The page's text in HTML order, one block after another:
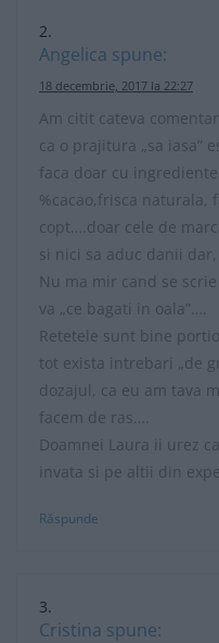
Angelica spune:
18 decembrie, 2017 la 22:27
Am citit cateva
ca o prajitura „sa iasa”
faca doar cu
%cacao,frisca naturala,
copt….doar cele de
si nici sa aduc danii dar,
Nu ma mir cand se
va „ce bagati in oala”….
Retetele sunt bine
tot exista intrebari „de
dozajul, ca eu am tava
facem de ras….
Doamnei Laura ii urez
invata si pe altii din
Răspunde
Cristina spune: